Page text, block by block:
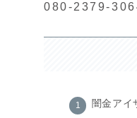
080-2379-
闇金アイ